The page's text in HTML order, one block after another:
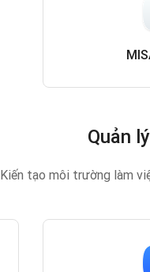
Quản
Kiến tạo môi trường làm